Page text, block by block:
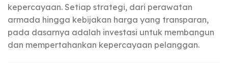
kepercayaan. Setiap strategi, dari perawatan
armada hingga kebijakan harga yang transparan,
pada dasarnya adalah investasi untuk membangun
dan mempertahankan kepercayaan pelanggan.